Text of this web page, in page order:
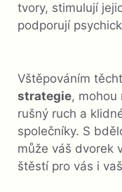
tvory, stimulují
podporují
Vštěpováním
strategie, mohou
rušný ruch a
společníky. S
může váš dvorek
štěstí pro vás i